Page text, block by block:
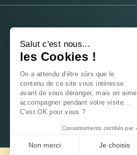
Je
utiliser ces
Salut c'est nous...
les Cookies !
On a attendu d'être sûrs que le
contenu de ce site vous intéresse
avant de vous déranger, mais on
accompagner pendant votre visite...
C'est OK pour vous ?
Consentements certifiés par
Non merci Je choisis